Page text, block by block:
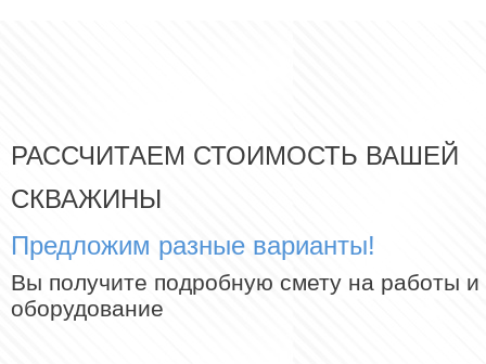
РАССЧИТАЕМ СТОИМОСТЬ ВАШЕЙ
СКВАЖИНЫ
Предложим разные варианты!
Вы получите подробную смету на работы и
оборудование